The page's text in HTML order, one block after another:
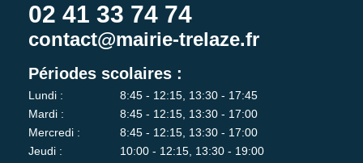
02 41 33 74 74
contact@mairie-trelaze.fr
Périodes scolaires :
Lundi :
8:45 - 12:15, 13:30 - 17:45
Mardi :
8:45 - 12:15, 13:30 - 17:00
Mercredi :
8:45 - 12:15, 13:30 - 17:00
Jeudi :
10:00 - 12:15, 13:30 - 19:00